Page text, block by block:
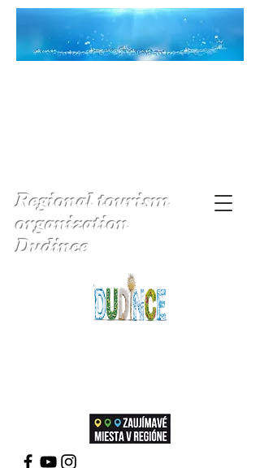
Regional tourism
organization
Dudince